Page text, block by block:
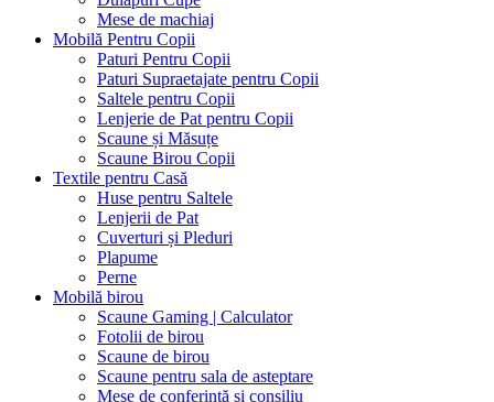
Mese de machiaj
Mobilă Pentru Copii
Paturi Pentru Copii
Paturi Supraetajate pentru Copii
Saltele pentru Copii
Lenjerie de Pat pentru Copii
Scaune și Măsuțe
Scaune Birou Copii
Textile pentru Casă
Huse pentru Saltele
Lenjerii de Pat
Cuverturi și Pleduri
Plapume
Perne
Mobilă birou
Scaune Gaming | Calculator
Fotolii de birou
Scaune de birou
Scaune pentru sala de asteptare
Mese de conferintă și consiliu